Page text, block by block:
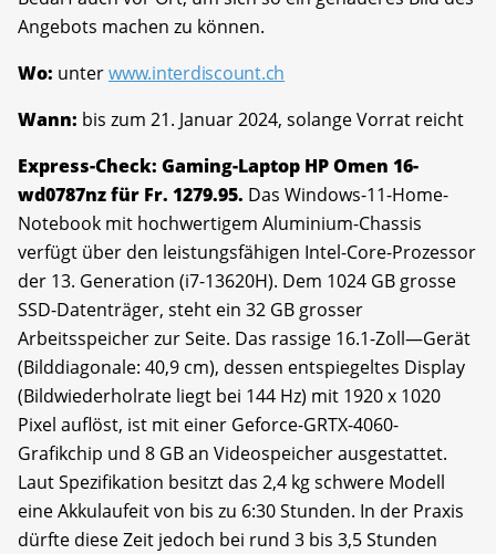
Angebots machen zu können.
Wo: unterwww.interdiscount.ch
Wann: bis zum 21. Januar 2024, solange Vorrat reicht
Express-Check: Gaming-Laptop HP Omen 16-
wd0787nz für Fr. 1279.95. Das Windows-11-Home-
Notebook mit hochwertigem Aluminium-Chassis
verfügt über den leistungsfähigen Intel-Core-Prozessor
der 13. Generation (i7-13620H). Dem 1024 GB grosse
SSD-Datenträger, steht ein 32 GB grosser
Arbeitsspeicher zur Seite. Das rassige 16.1-Zoll—Gerät
(Bilddiagonale: 40,9 cm), dessen entspiegeltes Display
(Bildwiederholrate liegt bei 144 Hz) mit 1920 x 1020
Pixel auflöst, ist mit einer Geforce-GRTX-4060-
Grafikchip und 8 GB an Videospeicher ausgestattet.
Laut Spezifikation besitzt das 2,4 kg schwere Modell
eine Akkulaufeit von bis zu 6:30 Stunden. In der Praxis
dürfte diese Zeit jedoch bei rund 3 bis 3,5 Stunden